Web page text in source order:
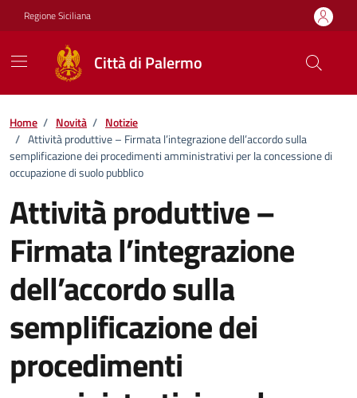
Vai ai contenuti
Vai al footer
Regione Siciliana
Città di Palermo
Home / Novità / Notizie
/ Attività produttive – Firmata l’integrazione dell’accordo sulla
semplificazione dei procedimenti amministrativi per la concessione di
occupazione di suolo pubblico
Attività produttive –
Firmata l’integrazione
dell’accordo sulla
semplificazione dei
procedimenti